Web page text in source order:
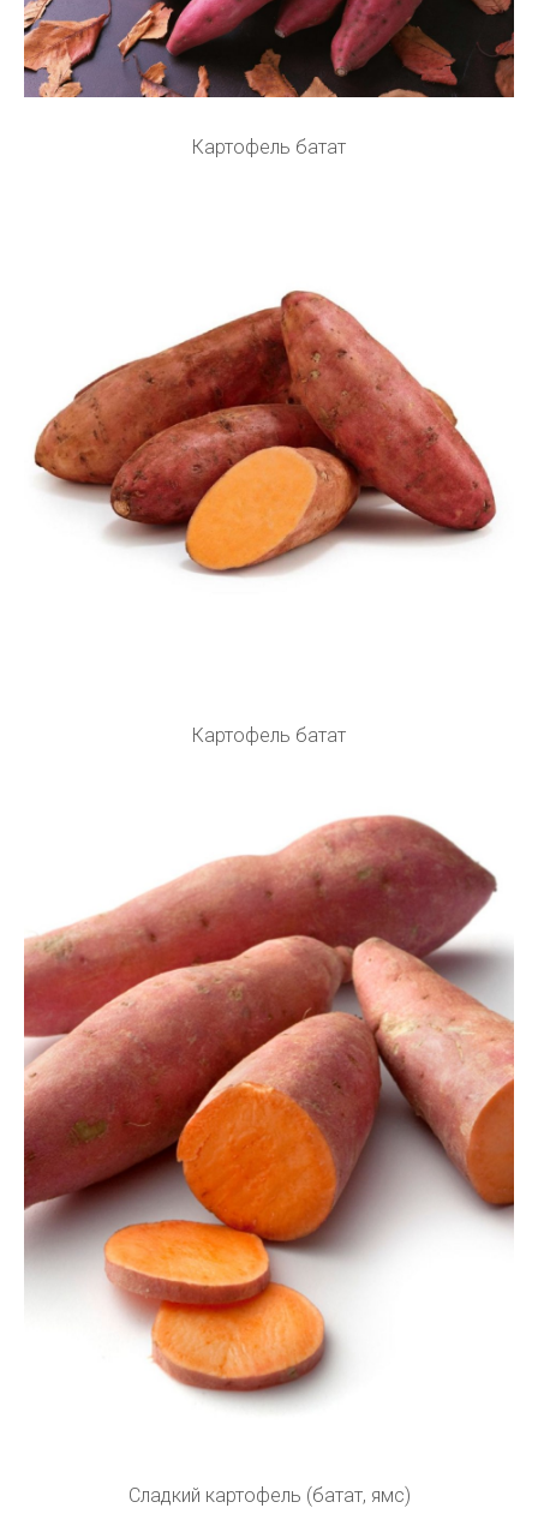
Картофель батат
Картофель батат
Сладкий картофель (батат, ямс)